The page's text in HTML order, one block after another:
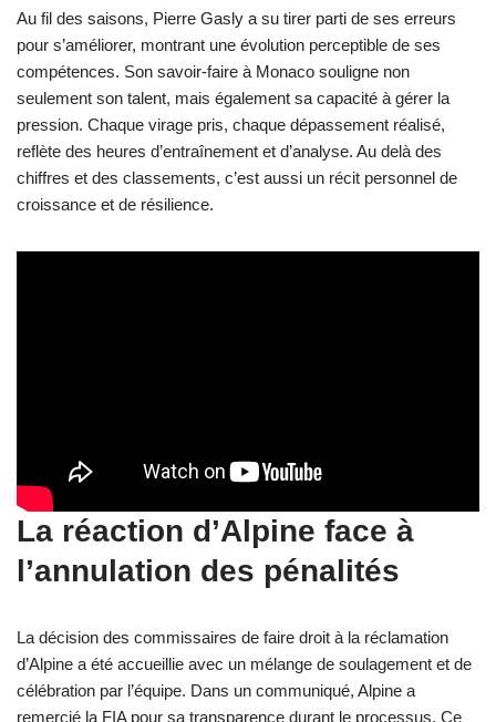
Au fil des saisons, Pierre Gasly a su tirer parti de ses erreurs
pour s’améliorer, montrant une évolution perceptible de ses
compétences. Son savoir-faire à Monaco souligne non
seulement son talent, mais également sa capacité à gérer la
pression. Chaque virage pris, chaque dépassement réalisé,
reflète des heures d’entraînement et d’analyse. Au delà des
chiffres et des classements, c’est aussi un récit personnel de
croissance et de résilience.
La réaction d’Alpine face à
l’annulation des pénalités
La décision des commissaires de faire droit à la réclamation
d’Alpine a été accueillie avec un mélange de soulagement et de
célébration par l’équipe. Dans un communiqué, Alpine a
remercié la FIA pour sa transparence durant le processus. Ce